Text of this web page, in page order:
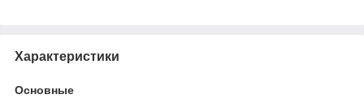
Характеристики
Основные